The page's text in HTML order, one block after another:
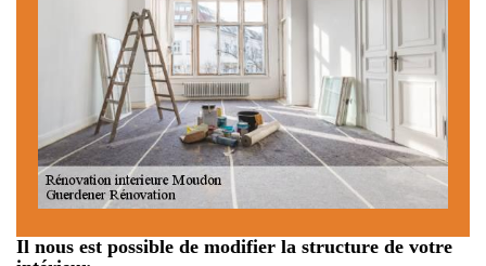
Il nous est possible de modifier la structure de votre